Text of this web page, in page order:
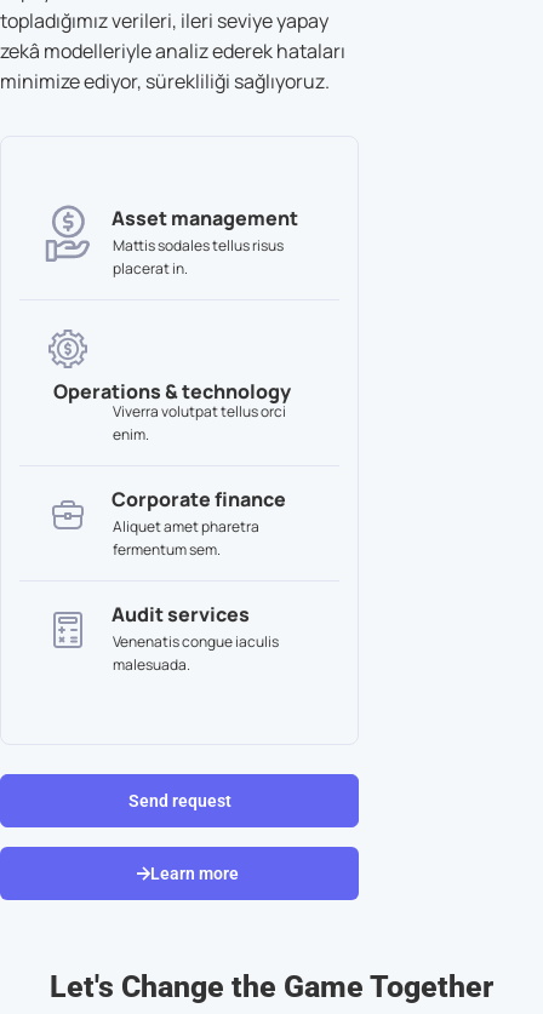
topladığımız verileri, ileri seviye yapay
zekâ modelleriyle analiz ederek hataları
minimize ediyor, sürekliliği sağlıyoruz.
Asset management
Mattis sodales tellus risus
placerat in.
Operations & technology
Viverra volutpat tellus orci
enim.
Corporate finance
Aliquet amet pharetra
fermentum sem.
Audit services
Venenatis congue iaculis
malesuada.
Send request
Learn more
Let's Change the Game Together